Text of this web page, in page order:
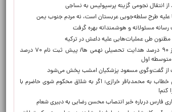
انتقال نجومی گزینه پرسپولیس به نساجی
علیه طرح سلطه‌جویی عربستان است، نه مردم جنوب یمن
رسانه مسئولانه و هوشمندانه بهره گرفت
صدور بیش از ۹۰ درصد هدایت تحصیلی نهمی ها/ پیش ثبت نام ۷۰ درصد
اول
از گفت‌وگوی مسعود پزشکیان امشب پخش می‌شود
خطاب به محمدباقر خرازی: اگر به شلاق محکوم شوی حاضرم با
کنم!
فارس درباره خبر انتصاب محسن رضایی به دبیری شعام